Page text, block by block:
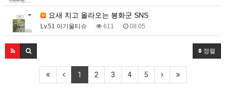
요새 치고 올라오는 봉화군 SNS
Lv.51 아기물티슈 611 08.05
정렬
1 2 3 4 5